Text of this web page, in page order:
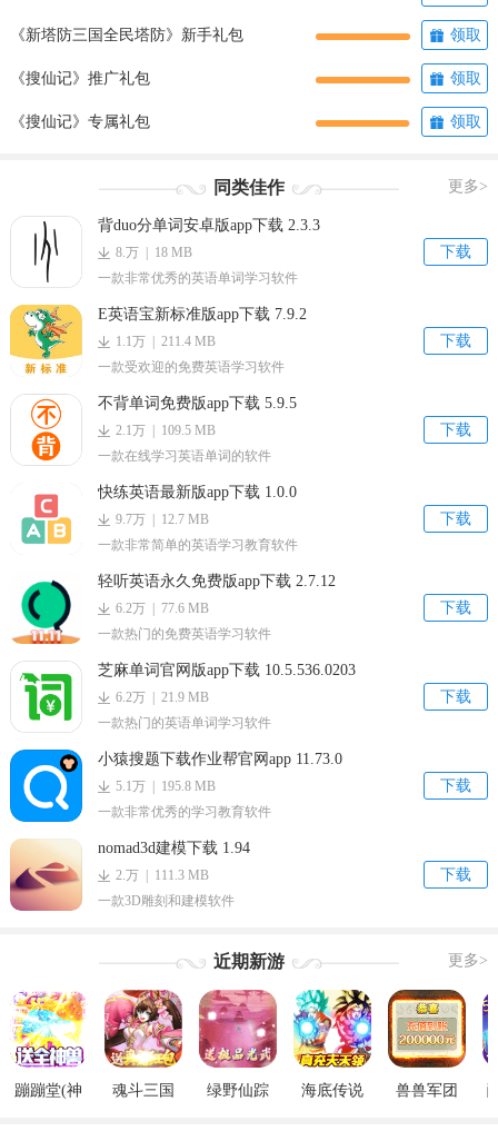
领取
《新塔防三国全民塔防》新手礼包
领取
《搜仙记》推广礼包
领取
《搜仙记》专属礼包
更多>
同类佳作
背duo分单词安卓版app下载 2.3.3
下载
8.万 | 18 MB
一款非常优秀的英语单词学习软件
E英语宝新标准版app下载 7.9.2
下载
1.1万 | 211.4 MB
一款受欢迎的免费英语学习软件
不背单词免费版app下载 5.9.5
下载
2.1万 | 109.5 MB
一款在线学习英语单词的软件
快练英语最新版app下载 1.0.0
下载
9.7万 | 12.7 MB
一款非常简单的英语学习教育软件
轻听英语永久免费版app下载 2.7.12
下载
6.2万 | 77.6 MB
一款热门的免费英语学习软件
芝麻单词官网版app下载 10.5.536.0203
下载
6.2万 | 21.9 MB
一款热门的英语单词学习软件
小猿搜题下载作业帮官网app 11.73.0
下载
5.1万 | 195.8 MB
一款非常优秀的学习教育软件
nomad3d建模下载 1.94
下载
2.万 | 111.3 MB
一款3D雕刻和建模软件
更多>
近期新游
蹦蹦堂(神
魂斗三国
绿野仙踪
海底传说
兽兽军团